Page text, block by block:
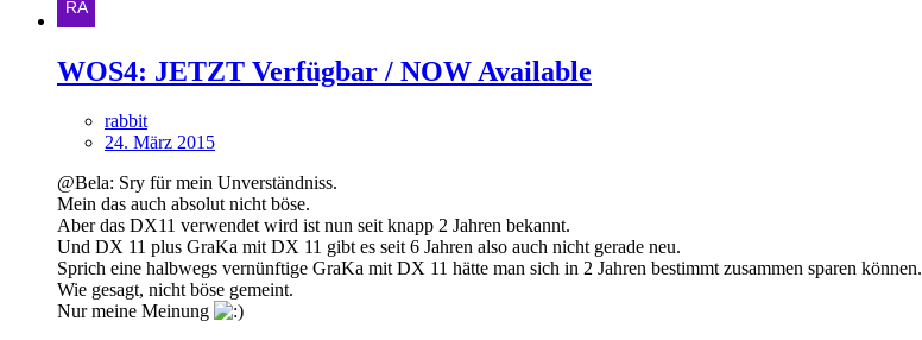
WOS4: JETZT Verfügbar / NOW Available
rabbit
24. März 2015
@Bela: Sry für mein Unverständniss.
Mein das auch absolut nicht böse.
Aber das DX11 verwendet wird ist nun seit knapp 2 Jahren bekannt.
Und DX 11 plus GraKa mit DX 11 gibt es seit 6 Jahren also auch nicht gerade neu.
Sprich eine halbwegs vernünftige GraKa mit DX 11 hätte man sich in 2 Jahren bestimmt zusammen sparen können.
Wie gesagt, nicht böse gemeint.
Nur meine Meinung